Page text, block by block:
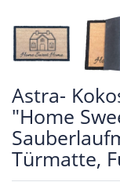
Astra-
"Home
Türmatte,